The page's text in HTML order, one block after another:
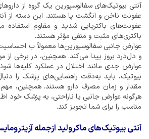
آنتی بیوتیک‌های سفالوسپورین یک گروه از
عفونت ناخن و انگشت پا هستند. این دسته از
عفونت‌های باکتریایی شدید و مقاوم استفاده
باکتری‌های مثبت و منفی مؤثر هستند.
عوارض جانبی سفالوسپورین‌ها معمولاً ب
و دل‌درد بروز پیدا می‌کند. همچنین، در برخی از
عوارض جدی مانند اختلال در عملکرد کلیه‌ها
بیوتیک، باید به‌دقت راهنمایی‌های پزشک را
مقدار و زمان مصرف دارو هستند. همچنین،
هرگونه عوارض جانبی یا ناراحتی، به پزشک خود
مناسب را برای شما تجویز کند.
آنتی بیوتیک‌های ماکرولید ازجمله